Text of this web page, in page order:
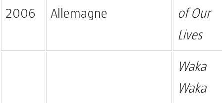
2006 Allemagne
of Our
Lives
Waka
Waka